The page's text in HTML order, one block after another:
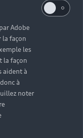
Adobe
la façon
les
la façon
aident à
à
noter
GmbH, et Volkswagen
du traitement, traite les
pour répondre à votre
de vous recontacter
consenti, pour vous envoyer
.